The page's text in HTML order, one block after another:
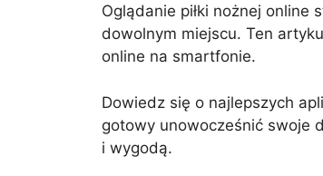
Oglądanie piłki nożnej online
dowolnym miejscu. Ten
online na smartfonie.
Dowiedz się o najlepszych
gotowy unowocześnić swoje
i wygodą.